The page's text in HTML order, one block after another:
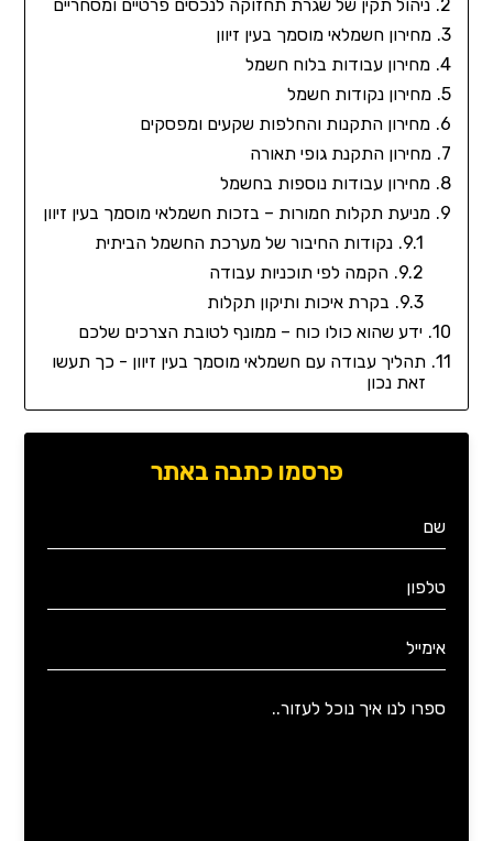
ניהול תקין של שגרת תחזוקה לנכסים פרטיים ומסחריים
מחירון חשמלאי מוסמך בעין זיוון
מחירון עבודות בלוח חשמל
מחירון נקודות חשמל
מחירון התקנות והחלפות שקעים ומפסקים
מחירון התקנת גופי תאורה
מחירון עבודות נוספות בחשמל
מניעת תקלות חמורות – בזכות חשמלאי מוסמך בעין זיוון
נקודות החיבור של מערכת החשמל הביתית
הקמה לפי תוכניות עבודה
בקרת איכות ותיקון תקלות
ידע שהוא כולו כוח – ממונף לטובת הצרכים שלכם
תהליך עבודה עם חשמלאי מוסמך בעין זיוון - כך תעשו
זאת נכון
פרסמו כתבה באתר